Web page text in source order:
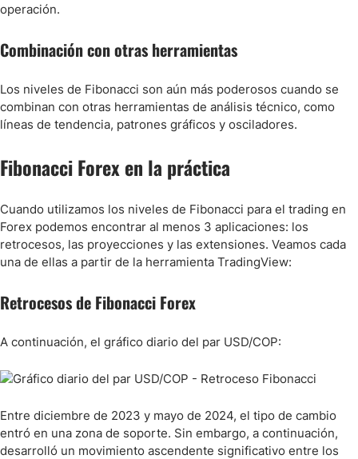
operación.
Combinación con otras herramientas
Los niveles de Fibonacci son aún más poderosos cuando se
combinan con otras herramientas de análisis técnico, como
líneas de tendencia, patrones gráficos y osciladores.
Fibonacci Forex en la práctica
Cuando utilizamos los niveles de Fibonacci para el trading en
Forex podemos encontrar al menos 3 aplicaciones: los
retrocesos, las proyecciones y las extensiones. Veamos cada
una de ellas a partir de la herramienta TradingView:
Retrocesos de Fibonacci Forex
A continuación, el gráfico diario del par USD/COP:
Entre diciembre de 2023 y mayo de 2024, el tipo de cambio
entró en una zona de soporte. Sin embargo, a continuación,
desarrolló un movimiento ascendente significativo entre los